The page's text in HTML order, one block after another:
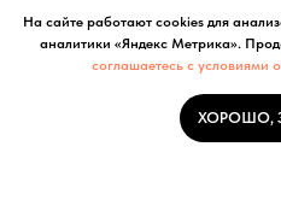
На сайте работают cookies для
аналитики «Яндекс Метрика».
соглашаетесь с условиями
ХОРОШО,